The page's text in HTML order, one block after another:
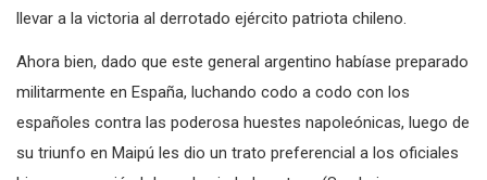
llevar a la victoria al derrotado ejército patriota chileno.
Ahora bien, dado que este general argentino habíase preparado
militarmente en España, luchando codo a codo con los
españoles contra las poderosa huestes napoleónicas, luego de
su triunfo en Maipú les dio un trato preferencial a los oficiales